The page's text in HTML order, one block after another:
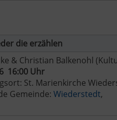
die erzählen
& Christian Balkenohl
16:00 Uhr
St. Marienkirche
Gemeinde: Wiederstedt,